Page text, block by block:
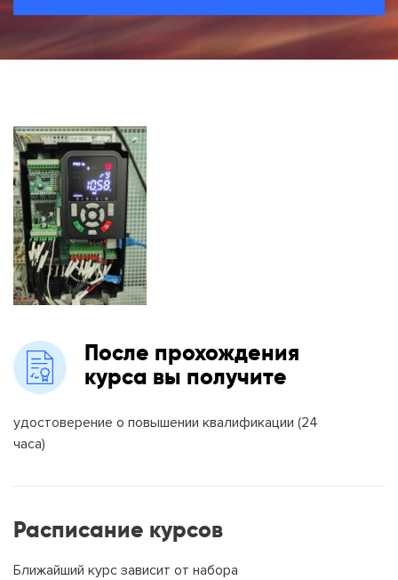
После прохождения
курса вы получите
удостоверение о повышении квалификации (24
часа)
Расписание курсов
Ближайший курс зависит от набора